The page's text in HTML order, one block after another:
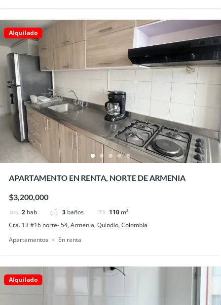
Alquilado
APARTAMENTO EN RENTA, NORTE DE ARMENIA
$3,200,000
2 hab 3 baños 110 m²
Cra. 13 #16 norte- 54, Armenia, Quindío, Colombia
Apartamentos
En renta
Alquilado